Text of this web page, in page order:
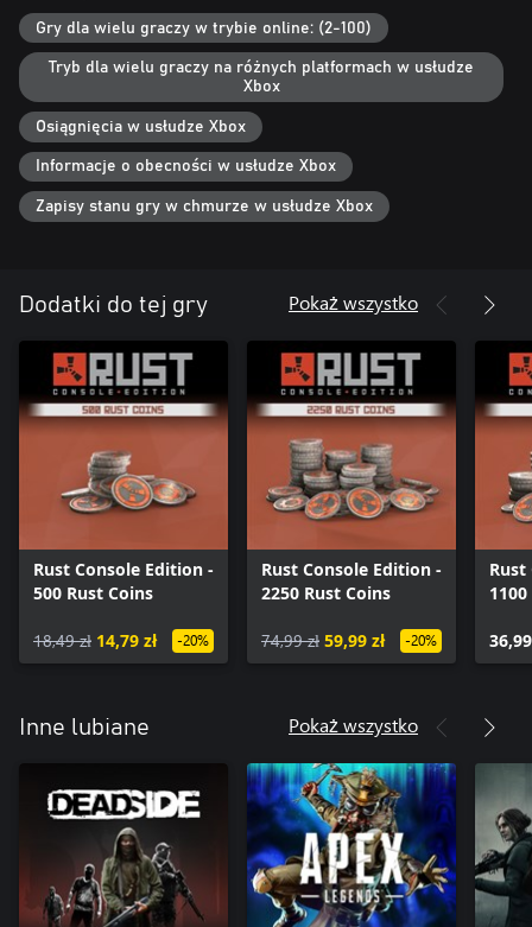
Gry dla wielu graczy w trybie online: (2-100)
Tryb dla wielu graczy na różnych platformach w usłudze
Xbox
Osiągnięcia w usłudze Xbox
Informacje o obecności w usłudze Xbox
Zapisy stanu gry w chmurze w usłudze Xbox
Dodatki do tej gry Pokaż wszystko
Rust Console Edition -
500 Rust Coins
18,49 zł 14,79 zł -20%
Rust Console Edition -
2250 Rust Coins
74,99 zł 59,99 zł -20%
Rust
Inne lubiane Pokaż wszystko